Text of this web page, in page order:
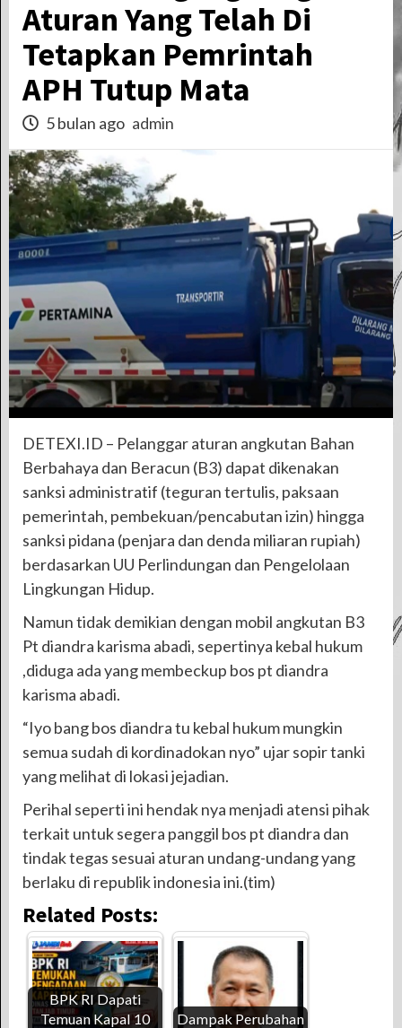
Aturan Yang Telah Di
Tetapkan Pemrintah
APH Tutup Mata
5 bulan ago admin
DETEXI.ID – Pelanggar aturan angkutan Bahan
Berbahaya dan Beracun (B3) dapat dikenakan
sanksi administratif (teguran tertulis, paksaan
pemerintah, pembekuan/pencabutan izin) hingga
sanksi pidana (penjara dan denda miliaran rupiah)
berdasarkan UU Perlindungan dan Pengelolaan
Lingkungan Hidup.
Namun tidak demikian dengan mobil angkutan B3
Pt diandra karisma abadi, sepertinya kebal hukum
,diduga ada yang membeckup bos pt diandra
karisma abadi.
“Iyo bang bos diandra tu kebal hukum mungkin
semua sudah di kordinadokan nyo” ujar sopir tanki
yang melihat di lokasi jejadian.
Perihal seperti ini hendak nya menjadi atensi pihak
terkait untuk segera panggil bos pt diandra dan
tindak tegas sesuai aturan undang-undang yang
berlaku di republik indonesia ini.(tim)
Related Posts:
BPK RI Dapati
Temuan Kapal 10
Dampak Perubahan